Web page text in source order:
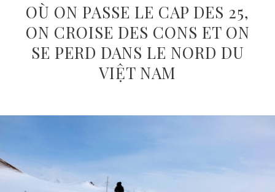
OÙ ON PASSE LE CAP DES 25,
ON CROISE DES CONS ET ON
SE PERD DANS LE NORD DU
VIỆT NAM